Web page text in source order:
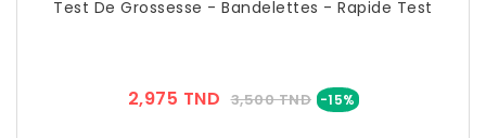
Test De Grossesse - Bandelettes - Rapide Test
2,975 TND Prix
3,500 TND -15% Prix